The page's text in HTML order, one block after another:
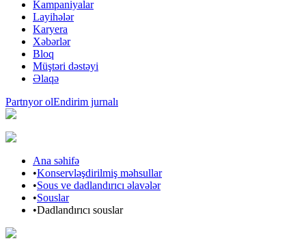
Kampaniyalar
Layihələr
Karyera
Xəbərlər
Bloq
Müştəri dəstəyi
Əlaqə
Partnyor olEndirim jurnalı
Ana səhifə
•Konservləşdirilmiş məhsullar
•Sous ve dadlandırıcı əlavələr
•Souslar
•Dadlandırıcı souslar